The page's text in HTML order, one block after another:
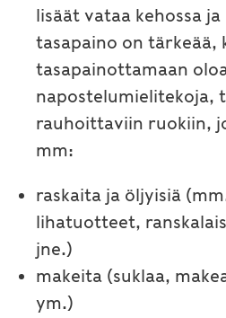
lisäät vataa kehossa ja
tasapaino on tärkeää,
tasapainottamaan
napostelumielitekoja,
rauhoittaviin ruokiin,
mm:
raskaita ja öljyisiä
lihatuotteet,
jne.)
makeita (suklaa,
ym.)